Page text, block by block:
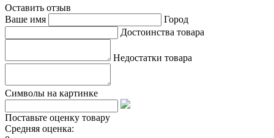
Оставить отзыв
Ваше имя
Город
Достоинства товара
Недостатки товара
Символы на картинке
Поставьте оценку товару
Средняя оценка: